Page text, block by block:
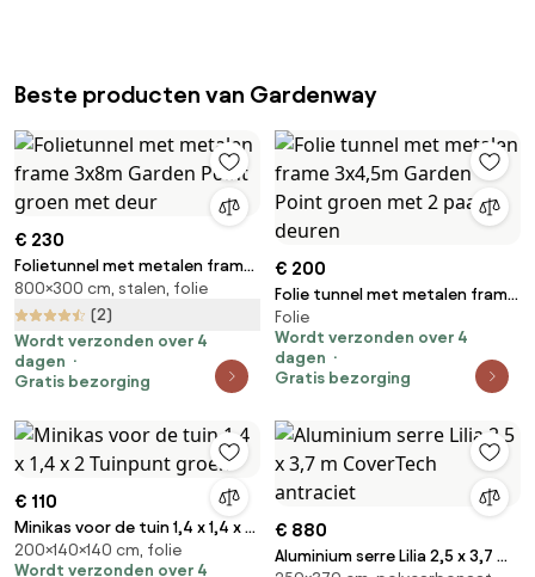
Beste producten van Gardenway
€ 230
Folietunnel met metalen frame
3x8m Garden Point groen met
deur
800×300 cm, stalen, folie
(2)
Wordt verzonden over 4
dagen
Gratis bezorging
€ 200
Folie tunnel met metalen frame
3x4,5m Garden Point groen
met 2 paar deuren
Folie
Wordt verzonden over 4
dagen
Gratis bezorging
€ 110
Minikas voor de tuin 1,4 x 1,4 x 2
Tuinpunt groen
200×140×140 cm, folie
Wordt verzonden over 4
€ 880
Aluminium serre Lilia 2,5 x 3,7 m